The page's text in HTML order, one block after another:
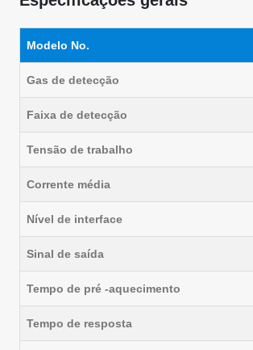
Modelo No.
Gas de detecção
Faixa de detecção
Tensão de trabalho
Corrente média
Nível de interface
Sinal de saída
Tempo de pré -aquecimento
Tempo de resposta